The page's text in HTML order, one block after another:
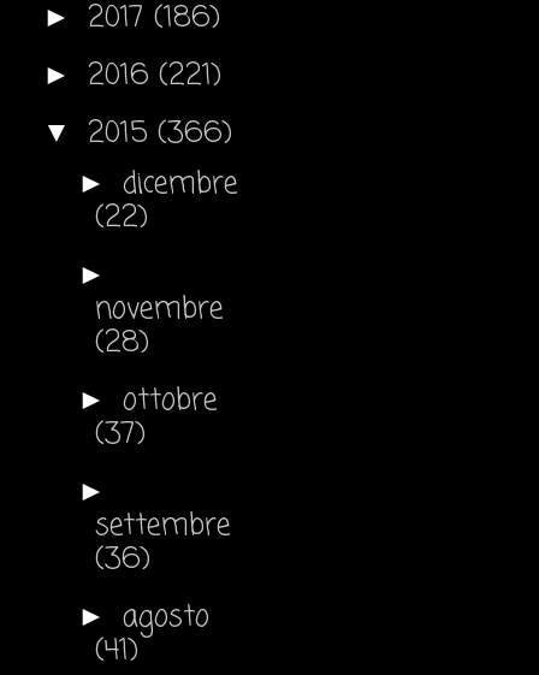
► 2017 (186)
► 2016 (221)
▼ 2015 (366)
► dicembre
(22)
►
novembre
(28)
► ottobre
(37)
►
settembre
(36)
► agosto
(41)